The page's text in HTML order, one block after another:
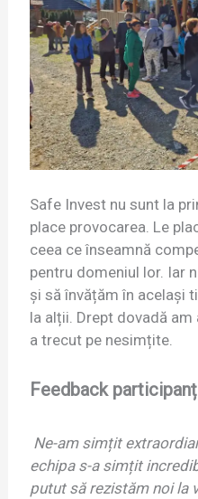
Safe Invest nu sunt la
place provocarea. Le
ceea ce înseamnă
pentru domeniul lor. Iar
și să învățăm în același
la alții. Drept dovadă
a trecut pe nesimțite.
Feedback participan
Ne-am simțit
echipa s-a simțit
putut să rezistăm noi la